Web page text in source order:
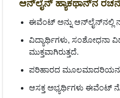
ಆನ್‌ಲೈನ್ ಹ್ಯಾಕಥಾನ್‌ನ ರಚನೆ
ಈವೆಂಟ್ ಅನ್ನು ಆನ್‌ಲೈನ್‌ನಲ್ಲಿ
ವಿದ್ಯಾರ್ಥಿಗಳು, ಸಂಶೋಧನಾ
ಮುಕ್ತವಾಗಿರುತ್ತದೆ.
ಪರಿಹಾರದ ಮೂಲಮಾದರಿಯನ್ನು
ಆಸಕ್ತ ಅಭ್ಯರ್ಥಿಗಳು ಈವೆಂಟ್